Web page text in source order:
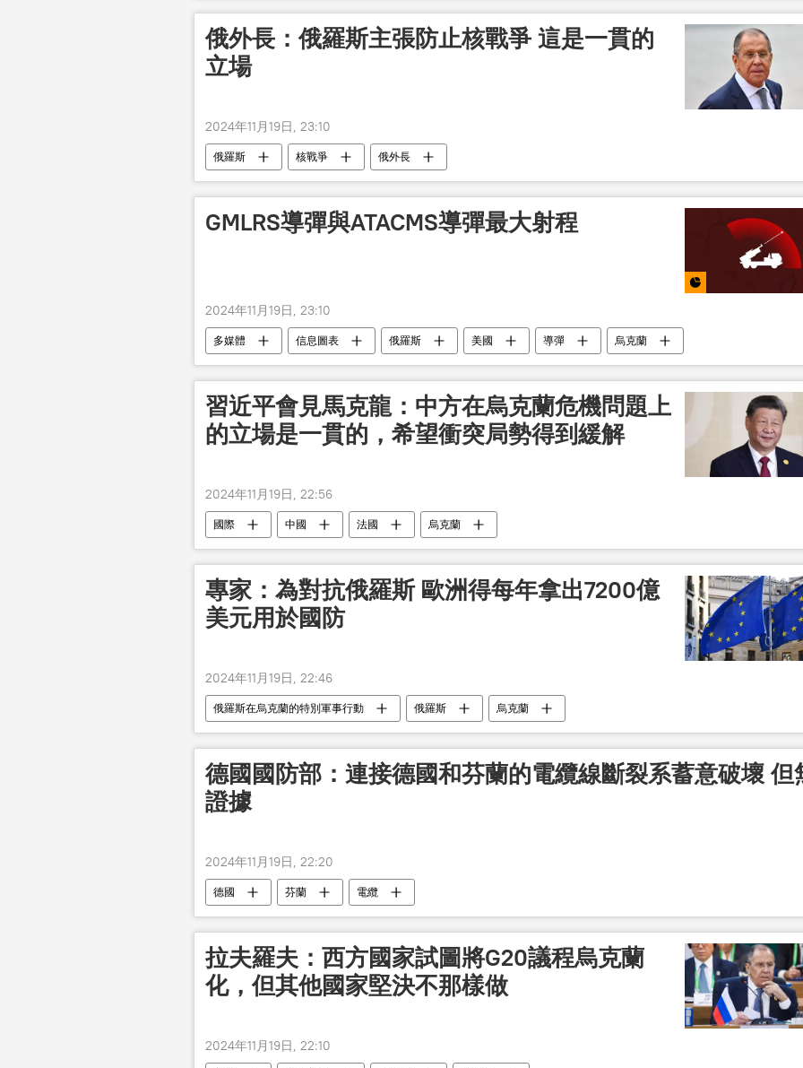
俄外長：俄羅斯主張防止核戰爭 這是一貫的
立場
2024年11月19日, 23:10
俄羅斯 核戰爭 俄外長
GMLRS導彈與ATACMS導彈最大射程
2024年11月19日, 23:10
多媒體 信息圖表 俄羅斯 美國 導彈 烏克蘭
習近平會見馬克龍：中方在烏克蘭危機問題上
的立場是一貫的，希望衝突局勢得到緩解
2024年11月19日, 22:56
國際 中國 法國 烏克蘭
專家：為對抗俄羅斯 歐洲得每年拿出7200億
美元用於國防
2024年11月19日, 22:46
俄羅斯在烏克蘭的特別軍事行動 俄羅斯 烏克蘭
德國國防部：連接德國和芬蘭的電纜線斷裂系蓄意破壞 但
證據
2024年11月19日, 22:20
德國 芬蘭 電纜
拉夫羅夫：西方國家試圖將G20議程烏克蘭
化，但其他國家堅決不那樣做
2024年11月19日, 22:10